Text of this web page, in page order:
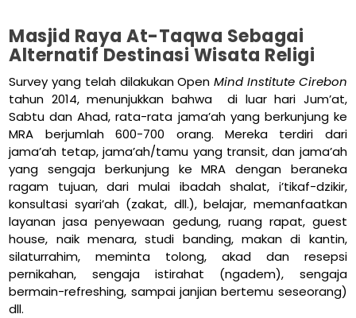
Masjid Raya At-Taqwa Sebagai
Alternatif Destinasi Wisata Religi
Survey yang telah dilakukan OpenMind Institute Cirebon
tahun 2014, menunjukkan bahwa di luar hari Jum’at,
Sabtu dan Ahad, rata-rata jama’ah yang berkunjung ke
MRA berjumlah 600-700 orang. Mereka terdiri dari
jama’ah tetap, jama’ah/tamu yang transit, dan jama’ah
yang sengaja berkunjung ke MRA dengan beraneka
ragam tujuan, dari mulai ibadah shalat, i’tikaf-dzikir,
konsultasi syari’ah (zakat, dll.), belajar, memanfaatkan
layanan jasa penyewaan gedung, ruang rapat, guest
house, naik menara, studi banding, makan di kantin,
silaturrahim, meminta tolong, akad dan resepsi
pernikahan, sengaja istirahat (ngadem), sengaja
bermain-refreshing, sampai janjian bertemu seseorang)
dll.